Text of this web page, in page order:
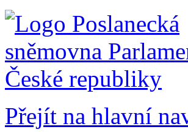
Přejít na hlavní